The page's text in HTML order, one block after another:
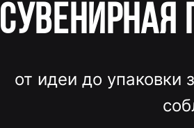
от идеи до упаковки